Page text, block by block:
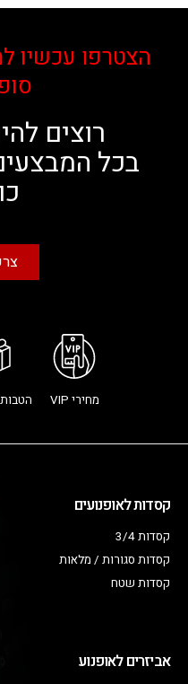
הצטרפו עכשיו
רוצים
בכל
מחירי VIP
קסדות לאופנועים
קסדות 3/4
קסדות סגורות / מלאות
קסדות שטח
אביזרים לאופנוע